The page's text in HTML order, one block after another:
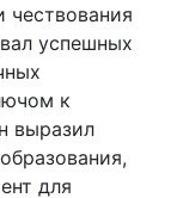
успешных
к
выразил
для